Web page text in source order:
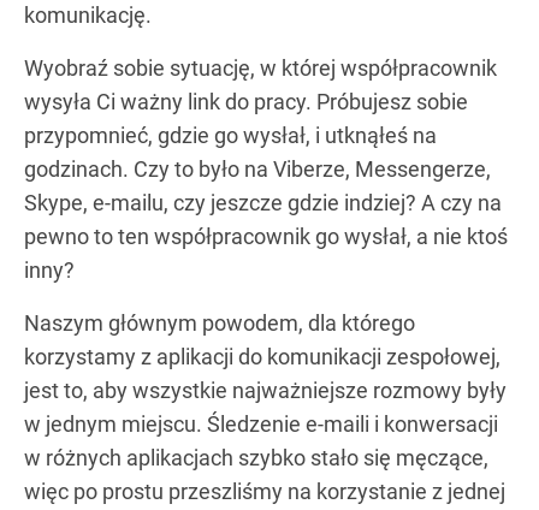
komunikację.
Wyobraź sobie sytuację, w której współpracownik
wysyła Ci ważny link do pracy. Próbujesz sobie
przypomnieć, gdzie go wysłał, i utknąłeś na
godzinach. Czy to było na Viberze, Messengerze,
Skype, e-mailu, czy jeszcze gdzie indziej? A czy na
pewno to ten współpracownik go wysłał, a nie ktoś
inny?
Naszym głównym powodem, dla którego
korzystamy z aplikacji do komunikacji zespołowej,
jest to, aby wszystkie najważniejsze rozmowy były
w jednym miejscu. Śledzenie e-maili i konwersacji
w różnych aplikacjach szybko stało się męczące,
więc po prostu przeszliśmy na korzystanie z jednej